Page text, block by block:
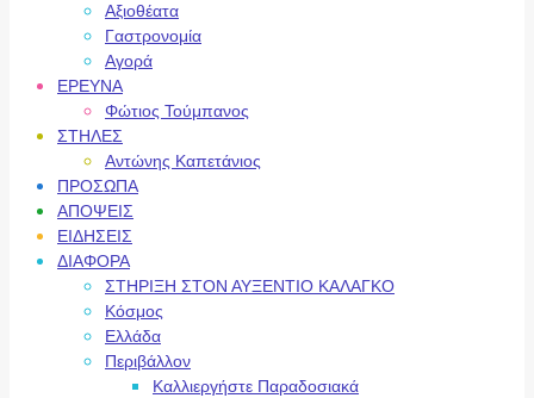
Αξιοθέατα
Γαστρονομία
Αγορά
ΕΡΕΥΝΑ
Φώτιος Τούμπανος
ΣΤΗΛΕΣ
Αντώνης Καπετάνιος
ΠΡΟΣΩΠΑ
ΑΠΟΨΕΙΣ
ΕΙΔΗΣΕΙΣ
ΔΙΑΦΟΡΑ
ΣΤΗΡΙΞΗ ΣΤΟΝ ΑΥΞΕΝΤΙΟ ΚΑΛΑΓΚΟ
Κόσμος
Ελλάδα
Περιβάλλον
Καλλιεργήστε Παραδοσιακά